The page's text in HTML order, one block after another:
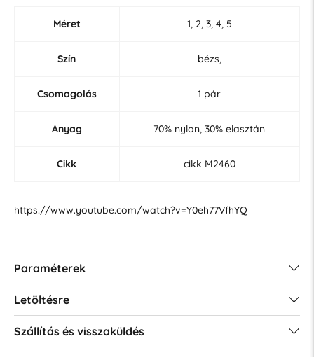
Méret 1, 2, 3, 4, 5
Szín bézs,
Csomagolás 1 pár
Anyag 70% nylon, 30% elasztán
Cikk cikk M2460
https://www.youtube.com/watch?v=Y0eh77VfhYQ
Paraméterek
Letöltésre
Szállítás és visszaküldés